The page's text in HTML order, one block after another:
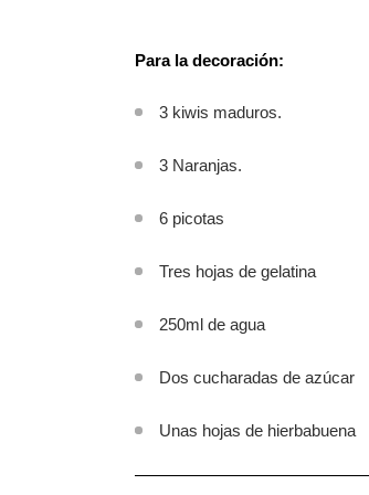
Para la decoración:
3 kiwis maduros.
3 Naranjas.
6 picotas
Tres hojas de gelatina
250ml de agua
Dos cucharadas de azúcar
Unas hojas de hierbabuena